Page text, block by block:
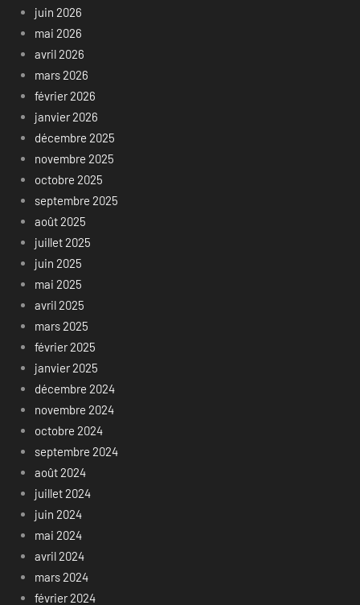
juin 2026
mai 2026
avril 2026
mars 2026
février 2026
janvier 2026
décembre 2025
novembre 2025
octobre 2025
septembre 2025
août 2025
juillet 2025
juin 2025
mai 2025
avril 2025
mars 2025
février 2025
janvier 2025
décembre 2024
novembre 2024
octobre 2024
septembre 2024
août 2024
juillet 2024
juin 2024
mai 2024
avril 2024
mars 2024
février 2024